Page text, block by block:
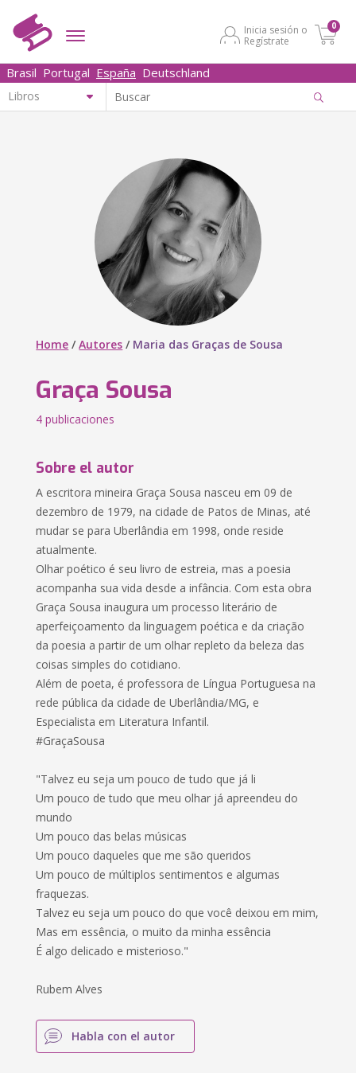
Inicia sesión o
Regístrate
0
Brasil Portugal España Deutschland
Home /Autores / Maria das Graças de Sousa
Graça Sousa
4 publicaciones
Sobre el autor
A escritora mineira Graça Sousa nasceu em 09 de
dezembro de 1979, na cidade de Patos de Minas, até
mudar se para Uberlândia em 1998, onde reside
atualmente.
Olhar poético é seu livro de estreia, mas a poesia
acompanha sua vida desde a infância. Com esta obra
Graça Sousa inaugura um processo literário de
aperfeiçoamento da linguagem poética e da criação
da poesia a partir de um olhar repleto da beleza das
coisas simples do cotidiano.
Além de poeta, é professora de Língua Portuguesa na
rede pública da cidade de Uberlândia/MG, e
Especialista em Literatura Infantil.
#GraçaSousa
"Talvez eu seja um pouco de tudo que já li
Um pouco de tudo que meu olhar já apreendeu do
mundo
Um pouco das belas músicas
Um pouco daqueles que me são queridos
Um pouco de múltiplos sentimentos e algumas
fraquezas.
Talvez eu seja um pouco do que você deixou em mim,
Mas em essência, o muito da minha essência
É algo delicado e misterioso."
Rubem Alves
Habla con el autor